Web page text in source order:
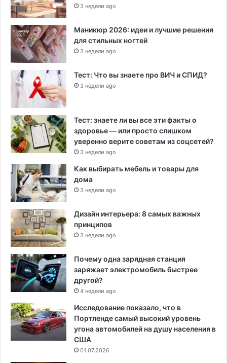
3 недели ago
Маникюр 2026: идеи и лучшие решения
для стильных ногтей
3 недели ago
Тест: Что вы знаете про ВИЧ и СПИД?
3 недели ago
Тест: знаете ли вы все эти факты о
здоровье — или просто слишком
уверенно верите советам из соцсетей?
3 недели ago
Как выбирать мебель и товары для
дома
3 недели ago
Дизайн интерьера: 8 самых важных
принципов
3 недели ago
Почему одна зарядная станция
заряжает электромобиль быстрее
другой?
4 недели ago
Исследование показало, что в
Портленде самый высокий уровень
угона автомобилей на душу населения в
США
01.07.2026